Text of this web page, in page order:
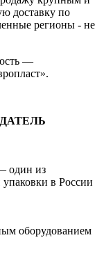
доставку по
регионы - не
—
один из
в России
оборудованием